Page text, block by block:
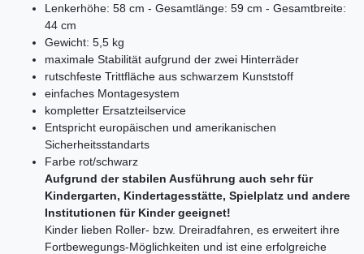
Lenkerhöhe: 58 cm - Gesamtlänge: 59 cm - Gesamtbreite:
44 cm
Gewicht: 5,5 kg
maximale Stabilität aufgrund der zwei Hinterräder
rutschfeste Trittfläche aus schwarzem Kunststoff
einfaches Montagesystem
kompletter Ersatzteilservice
Entspricht europäischen und amerikanischen
Sicherheitsstandarts
Farbe rot/schwarz
Aufgrund der stabilen Ausführung auch sehr für
Kindergarten, Kindertagesstätte, Spielplatz und andere
Institutionen für Kinder geeignet!
Kinder lieben Roller- bzw. Dreiradfahren, es erweitert ihre
Fortbewegungs-Möglichkeiten und ist eine erfolgreiche